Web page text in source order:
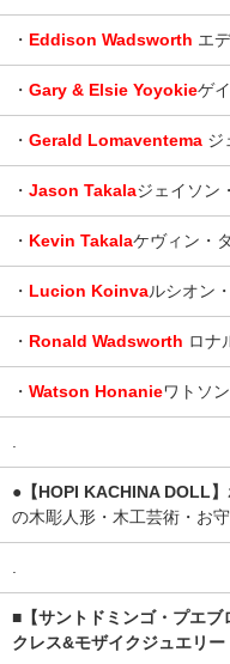
・ Eddison Wadsworth エ
・ Gary & Elsie Yoyokieゲ
・ Gerald Lomaventema ジ
・ Jason Takalaジェイソン
・ Kevin Takalaケヴィン・
・ Lucion Koinvaルシオン
・ Ronald Wadsworth ロナ
・ Watson Honanieワトソ
●【HOPI KACHINA DOLL
の木彫人形・木工芸術・お守
■【サントドミンゴ・プエ
クレス&モザイクジュエリー